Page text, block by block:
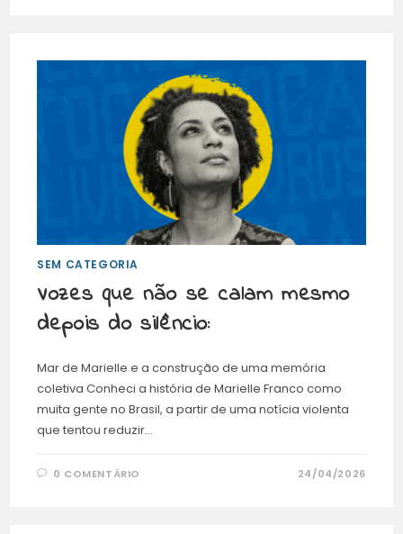
SEM CATEGORIA
Vozes que não se calam mesmo
depois do silêncio:
Mar de Marielle e a construção de uma memória
coletiva Conheci a história de Marielle Franco como
muita gente no Brasil, a partir de uma notícia violenta
que tentou reduzir…
0 COMENTÁRIO 24/04/2026